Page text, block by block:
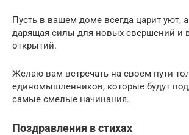
Пусть в вашем доме всегда царит уют,
дарящая силы для новых свершений и
открытий.
Желаю вам встречать на своем пути
единомышленников, которые будут
самые смелые начинания.
Поздравления в стихах